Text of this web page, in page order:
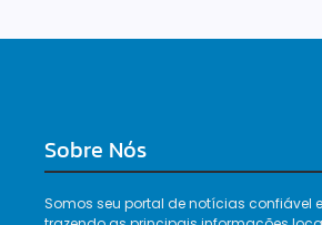
Sobre Nós
Somos seu portal de notícias confiável